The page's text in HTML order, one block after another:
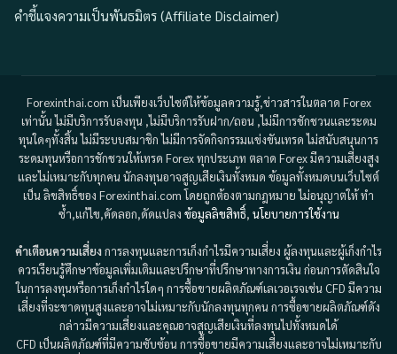
คำชี้แจงความเป็นพันธมิตร (Affiliate Disclaimer)
Forexinthai.com เป็นเพียงเว็บไซต์ให้ข้อมูลความรู้,ข่าวสารในตลาด Forex
เท่านั้น ไม่มีบริการรับลงทุน ,ไม่มีบริการรับฝาก/ถอน ,ไม่มีการชักชวนและระดม
ทุนใดๆทั้งสิ้น ไม่มีระบบสมาชิก ไม่มีการจัดกิจกรรมแข่งขันเทรด ไม่สนับสนุนการ
ระดมทุนหรือการชักชวนให้เทรด Forex ทุกประเภท ตลาด Forex มีความเสี่ยงสูง
และไม่เหมาะกับทุกคน นักลงทุนอาจสูญเสียเงินทั้งหมด ข้อมูลทั้งหมดบนเว็บไซต์
เป็น ลิขสิทธิ์ของ Forexinthai.com โดยถูกต้องตามกฎหมาย ไม่อนุญาตให้ ทำ
ซ้ำ,แก้ไข,คัดลอก,ดัดแปลง ข้อมูลลิขสิทธิ์, นโยบายการใช้งาน
คำเตือนความเสี่ยงการลงทุนและการเก็งกำไรมีความเสี่ยง ผู้ลงทุนและผู้เก็งกำไร
ควรเรียนรู้ศึกษาข้อมูลเพิ่มเติมและปรึกษาที่ปรึกษาทางการเงิน ก่อนการตัดสินใจ
ในการลงทุนหรือการเก็งกำไรใดๆ การซื้อขายผลิตภัณฑ์เลเวอเรจเช่น CFD มีความ
เสี่ยงที่จะขาดทุนสูงและอาจไม่เหมาะกับนักลงทุนทุกคน การซื้อขายผลิตภัณฑ์ดัง
กล่าวมีความเสี่ยงและคุณอาจสูญเสียเงินที่ลงทุนไปทั้งหมดได้
CFD เป็นผลิตภัณฑ์ที่มีความซับซ้อน การซื้อขายมีความเสี่ยงและอาจไม่เหมาะกับ